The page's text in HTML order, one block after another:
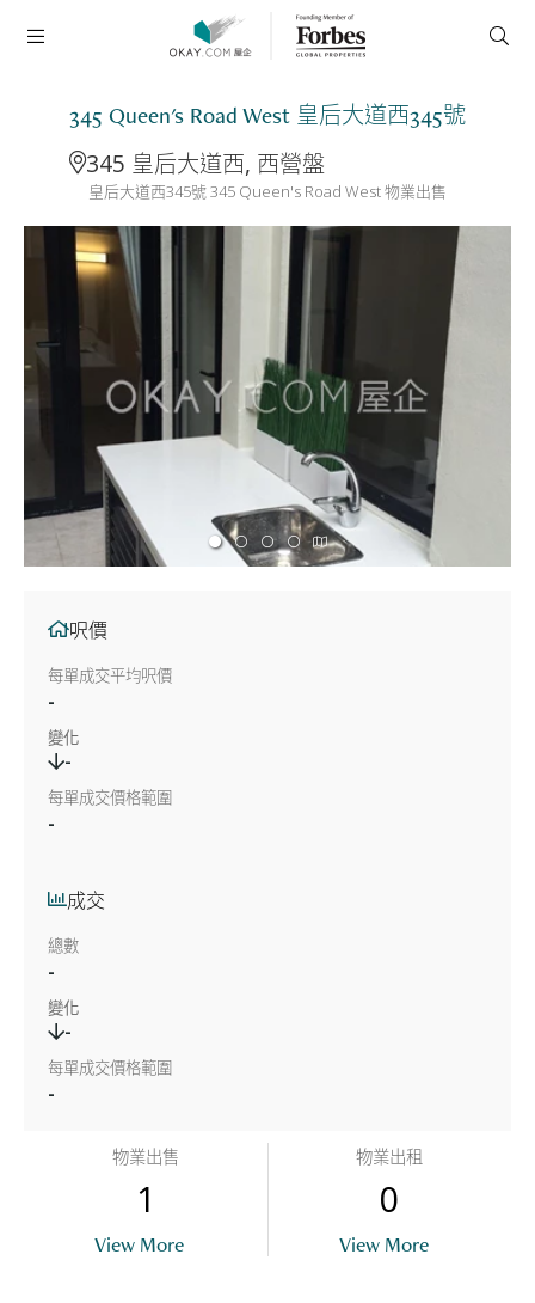
345 Queen's Road West 皇后大道西345號
345 皇后大道西, 西營盤
皇后大道西345號 345 Queen's Road West 物業出售
呎價
每單成交平均呎價
-
變化
-
每單成交價格範圍
-
成交
總數
-
變化
-
每單成交價格範圍
-
物業出售
1
View More
物業出租
0
View More